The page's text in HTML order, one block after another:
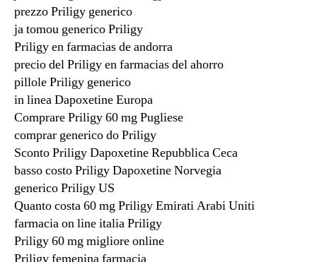
prezzo Priligy generico
ja tomou generico Priligy
Priligy en farmacias de andorra
precio del Priligy en farmacias del ahorro
pillole Priligy generico
in linea Dapoxetine Europa
Comprare Priligy 60 mg Pugliese
comprar generico do Priligy
Sconto Priligy Dapoxetine Repubblica Ceca
basso costo Priligy Dapoxetine Norvegia
generico Priligy US
Quanto costa 60 mg Priligy Emirati Arabi Uniti
farmacia on line italia Priligy
Priligy 60 mg migliore online